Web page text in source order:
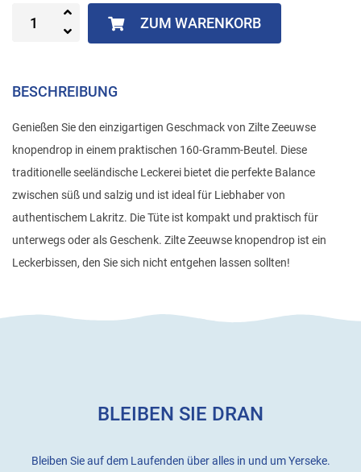
ZUM WARENKORB
BESCHREIBUNG
Genießen Sie den einzigartigen Geschmack von Zilte Zeeuwse
knopendrop in einem praktischen 160-Gramm-Beutel. Diese
traditionelle seeländische Leckerei bietet die perfekte Balance
zwischen süß und salzig und ist ideal für Liebhaber von
authentischem Lakritz. Die Tüte ist kompakt und praktisch für
unterwegs oder als Geschenk. Zilte Zeeuwse knopendrop ist ein
Leckerbissen, den Sie sich nicht entgehen lassen sollten!
BLEIBEN SIE DRAN
Bleiben Sie auf dem Laufenden über alles in und um Yerseke.